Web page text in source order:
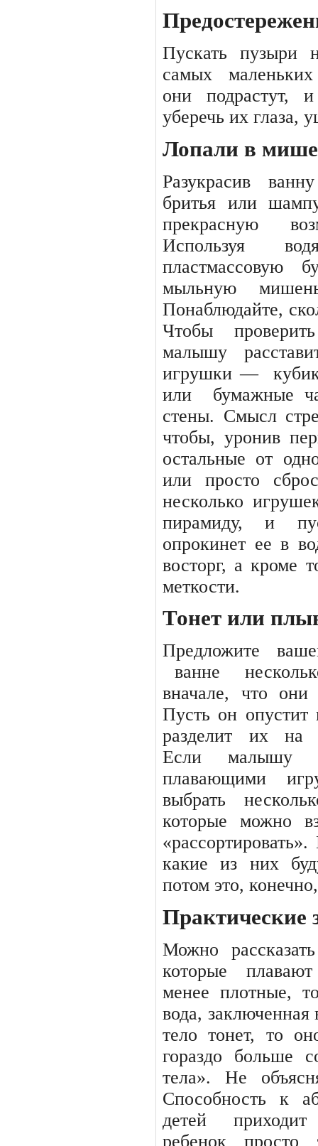
Пускать пузыри
самых
маленьких
они подрастут,
уберечь их глаза,
Лопали в
Разукрасив
ванну
бритья или
прекрасную
Используя
пластмассовую
мыльную
Понаблюдайте,
Чтобы
проверить
малышу
игрушки —
или
бумажные
стены. Смысл
чтобы, уронив
остальные от
или просто
несколько
пирамиду, и
опрокинет ее в
восторг, а кроме
меткости.
Тонет или
Предложите
ванне
вначале, что
Пусть он
разделит
их
на
Если
малышу
плавающими
выбрать
которые можно
какие из них
потом это,
Практические
Можно
рассказать
которые
плавают
менее плотные,
вода,
тело тонет, то
гораздо
больше
тела».
Не
Способность
к
детей
приходит
ребенок
просто